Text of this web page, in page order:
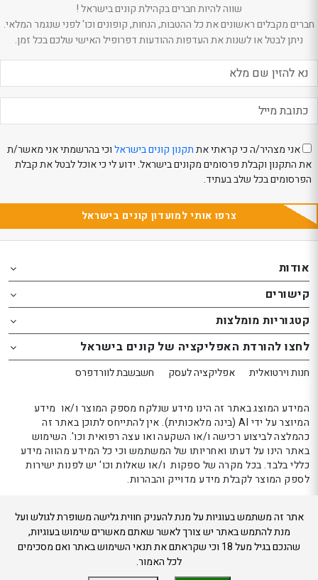
שווה להיות חברים בקהילת קונים בישראל !
חברים מקבלים ראשונים את כל ההטבות, הנחות, קופונים וכו' לפני שנגמר המלאי.
ניתן לבטל או לשנות את העדפות ההודעות דפרופיל האישי שלכם בכל זמן.
אני מצהיר/ה כי קראתי אתתקנון קונים בישראלוכי בהרשמתי אני מאשר/ת
את התקנון וקבלת פרסומים מקונים בישראל. ידוע לי כי אוכל לבטל את קבלת
הפרסומים בכל שלב בעתיד.
צרפו אותי למועדון קונים בישראל
footer
the
website,
באפשרותך
ללחוץ
אנטר
לאזור
הבא
footer
the
website,
באפשרותך
ללחוץ
אנטר
לאזור
הבא
אודות
קישורים
קטגוריות מומלצות
לחצו להורדת האפליקציה של קונים בישראל
חנות וירטואלית אפליקציה לעסק חשבשבת לוורדפרס
המידע המוצג באתר זה הינו מידע שנלקח מספק המוצר ו/או מידע
המיוצר על ידי AI (בינה מלאכותית). אין להתייחס לתוכן באתר זה
כהמלצה לביצוע רכישה ו/או השקעה ואו עצה רפואית וכו'. השימוש
באתר הינו על דעתו ואחריותו של המשתמש וכי כל המידע מהווה מידע
כללי בלבד. בכל מקרה של ספקות ו/או שאלות וכו' יש לפנות ישירות
לספק המוצר לקבלת מידע מדוייק והבהרות.
קונים בישראל 2024
אתר זה משתמש בעוגיות על מנת להעניק חווית גלישה משופרת לגולש ועל
מנת להתמש באתר יש צורך לאשר שאתם מאשרים שימוש בעוגיות,
שהנכם בגיל מעל 18 וכי שקראתם את תנאי השימוש באתר ואם מסכימים
לכל האמור.